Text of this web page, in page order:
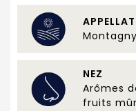
Montagny
NEZ
Arômes
fruits